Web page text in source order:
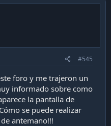
#545
foro y me trajeron un
informado sobre como
la pantalla de
se puede realizar
antemano!!!